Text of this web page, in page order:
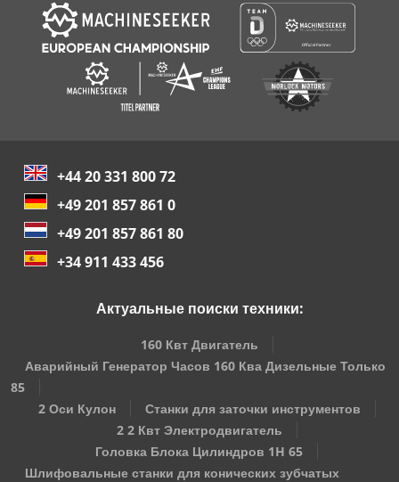
+44 20 331 800 72
+49 201 857 861 0
+49 201 857 861 80
+34 911 433 456
Актуальные поиски техники:
160 Квт Двигатель
Аварийный Генератор Часов 160 Ква Дизельные Только
85
2 Оси Кулон
Станки для заточки инструментов
2 2 Квт Электродвигатель
Головка Блока Цилиндров 1H 65
Шлифовальные станки для конических зубчатых